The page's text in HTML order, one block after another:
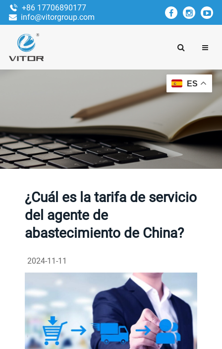
+86 17706890177
info@vitorgroup.com
¿Cuál es la tarifa de servicio
del agente de
abastecimiento de China?
2024-11-11
ES